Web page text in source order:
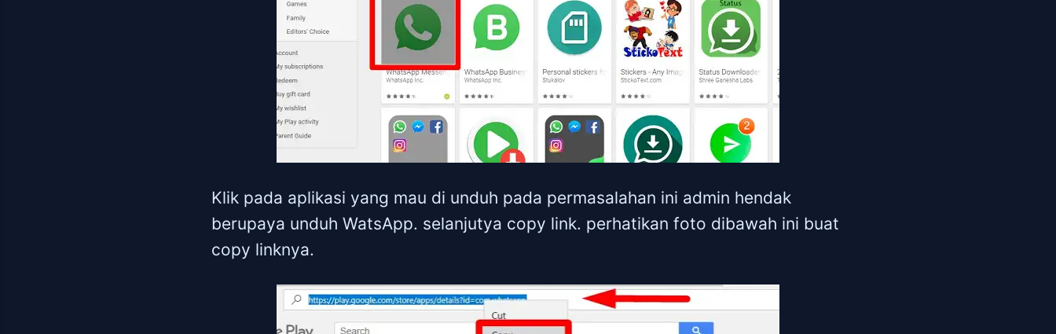
Klik pada aplikasi yang mau di unduh pada permasalahan ini admin hendak
berupaya unduh WatsApp. selanjutya copy link. perhatikan foto dibawah ini buat
copy linknya.